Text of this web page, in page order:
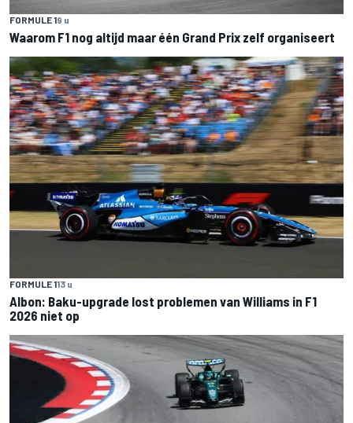
FORMULE 19 u
Waarom F1 nog altijd maar één Grand Prix zelf organiseert
FORMULE 113 u
Albon: Baku-upgrade lost problemen van Williams in F1
2026 niet op